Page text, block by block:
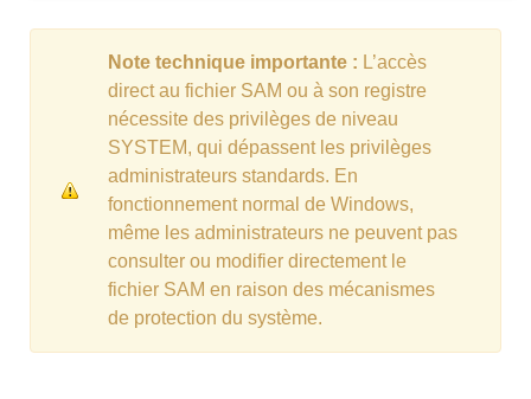
Note technique importante : L’accès
direct au fichier SAM ou à son registre
nécessite des privilèges de niveau
SYSTEM, qui dépassent les privilèges
administrateurs standards. En
fonctionnement normal de Windows,
même les administrateurs ne peuvent pas
consulter ou modifier directement le
fichier SAM en raison des mécanismes
de protection du système.